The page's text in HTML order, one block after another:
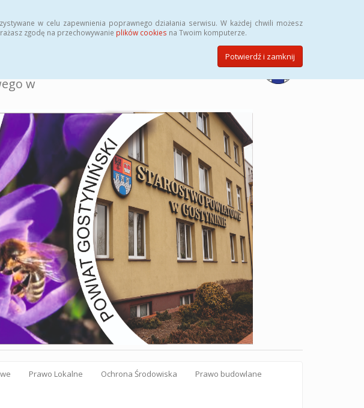
w celu zapewnienia poprawnego działania serwisu. W każdej chwili możesz
zgodę na przechowywanie plików cookies na Twoim komputerze.
Potwierdź i zamknij
w
Prawo Lokalne Ochrona Środowiska Prawo budowlane